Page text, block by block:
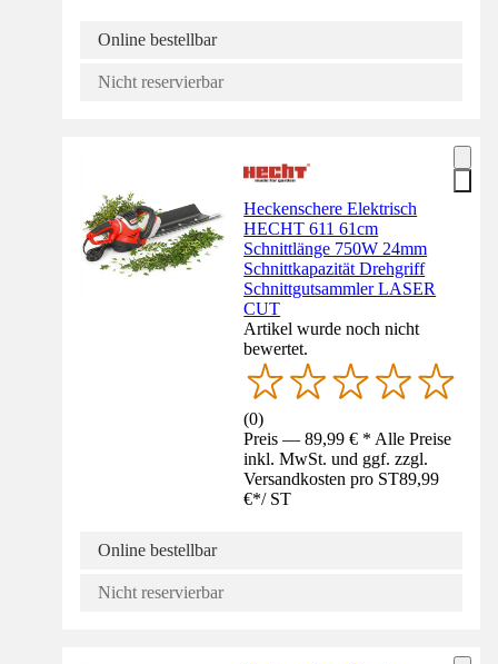
Online bestellbar
Nicht reservierbar
Heckenschere Elektrisch
HECHT 611 61cm
Schnittlänge 750W 24mm
Schnittkapazität Drehgriff
Schnittgutsammler LASER
CUT
Artikel wurde noch nicht
bewertet.
(0)
Preis — 89,99 € * Alle Preise
inkl. MwSt. und ggf. zzgl.
Versandkosten pro ST89,99
€*/ ST
Online bestellbar
Nicht reservierbar